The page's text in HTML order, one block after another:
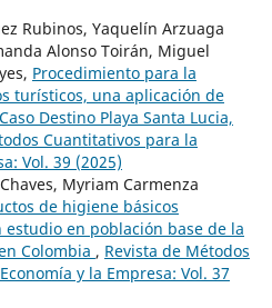
Rubinos, Yaquelín Arzuaga
Alonso Toirán, Miguel
Procedimiento para la
turísticos, una aplicación de
Destino Playa Santa Lucia,
Cuantitativos para la
Vol. 39 (2025)
Myriam Carmenza
de higiene básicos
en población base de la
Colombia , Revista de Métodos
y la Empresa: Vol. 37